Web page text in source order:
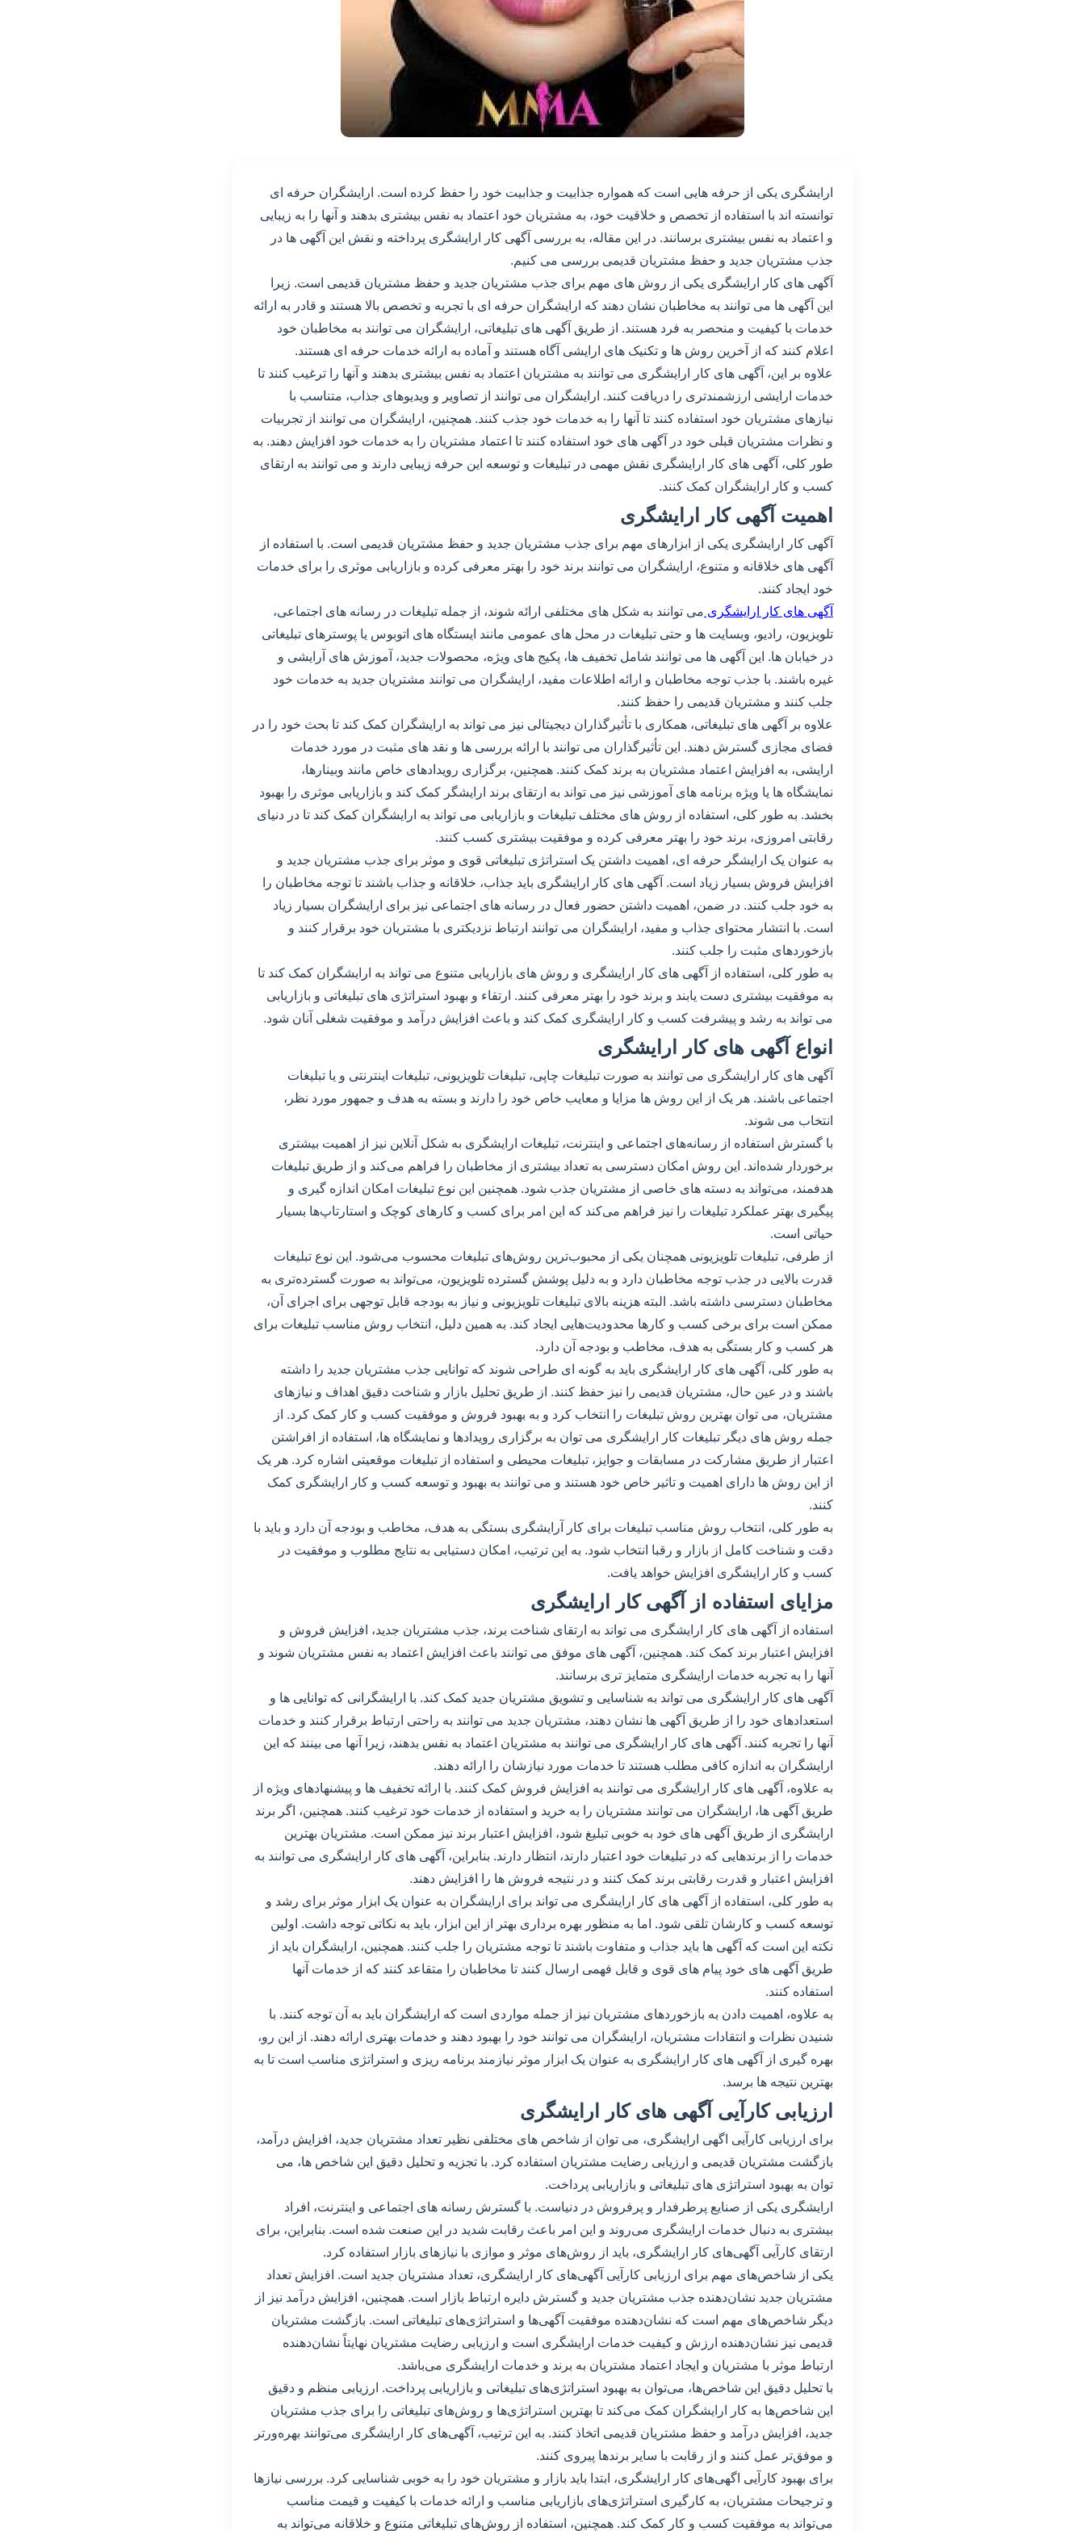
ارایشگری یکی از حرفه هایی است که همواره جذابیت و جذابیت خود را حفظ کرده است. ارایشگران حرفه ای
توانسته اند با استفاده از تخصص و خلاقیت خود، به مشتریان خود اعتماد به نفس بیشتری بدهند و آنها را به زیبایی
و اعتماد به نفس بیشتری برسانند. در این مقاله، به بررسی آگهی کار ارایشگری پرداخته و نقش این آگهی ها در
جذب مشتریان جدید و حفظ مشتریان قدیمی بررسی می کنیم.
آگهی های کار ارایشگری یکی از روش های مهم برای جذب مشتریان جدید و حفظ مشتریان قدیمی است. زیرا
این آگهی ها می توانند به مخاطبان نشان دهند که ارایشگران حرفه ای با تجربه و تخصص بالا هستند و قادر به ارائه
خدمات با کیفیت و منحصر به فرد هستند. از طریق آگهی های تبلیغاتی، ارایشگران می توانند به مخاطبان خود
اعلام کنند که از آخرین روش ها و تکنیک های ارایشی آگاه هستند و آماده به ارائه خدمات حرفه ای هستند.
علاوه بر این، آگهی های کار ارایشگری می توانند به مشتریان اعتماد به نفس بیشتری بدهند و آنها را ترغیب کنند تا
خدمات ارایشی ارزشمندتری را دریافت کنند. ارایشگران می توانند از تصاویر و ویدیوهای جذاب، متناسب با
نیازهای مشتریان خود استفاده کنند تا آنها را به خدمات خود جذب کنند. همچنین، ارایشگران می توانند از تجربیات
و نظرات مشتریان قبلی خود در آگهی های خود استفاده کنند تا اعتماد مشتریان را به خدمات خود افزایش دهند. به
طور کلی، آگهی های کار ارایشگری نقش مهمی در تبلیغات و توسعه این حرفه زیبایی دارند و می توانند به ارتقای
کسب و کار ارایشگران کمک کنند.
اهمیت آگهی کار ارایشگری
آگهی کار ارایشگری یکی از ابزارهای مهم برای جذب مشتریان جدید و حفظ مشتریان قدیمی است. با استفاده از
آگهی های خلاقانه و متنوع، ارایشگران می توانند برند خود را بهتر معرفی کرده و بازاریابی موثری را برای خدمات
خود ایجاد کنند.
آگهی های کار ارایشگری می توانند به شکل های مختلفی ارائه شوند، از جمله تبلیغات در رسانه های اجتماعی،
تلویزیون، رادیو، وبسایت ها و حتی تبلیغات در محل های عمومی مانند ایستگاه های اتوبوس یا پوسترهای تبلیغاتی
در خیابان ها. این آگهی ها می توانند شامل تخفیف ها، پکیج های ویژه، محصولات جدید، آموزش های آرایشی و
غیره باشند. با جذب توجه مخاطبان و ارائه اطلاعات مفید، ارایشگران می توانند مشتریان جدید به خدمات خود
جلب کنند و مشتریان قدیمی را حفظ کنند.
علاوه بر آگهی های تبلیغاتی، همکاری با تأثیرگذاران دیجیتالی نیز می تواند به ارایشگران کمک کند تا بحث خود را در
فضای مجازی گسترش دهند. این تأثیرگذاران می توانند با ارائه بررسی ها و نقد های مثبت در مورد خدمات
ارایشی، به افزایش اعتماد مشتریان به برند کمک کنند. همچنین، برگزاری رویدادهای خاص مانند وبینارها،
نمایشگاه ها یا ویژه برنامه های آموزشی نیز می تواند به ارتقای برند ارایشگر کمک کند و بازاریابی موثری را بهبود
بخشد. به طور کلی، استفاده از روش های مختلف تبلیغات و بازاریابی می تواند به ارایشگران کمک کند تا در دنیای
رقابتی امروزی، برند خود را بهتر معرفی کرده و موفقیت بیشتری کسب کنند.
به عنوان یک ارایشگر حرفه ای، اهمیت داشتن یک استراتژی تبلیغاتی قوی و موثر برای جذب مشتریان جدید و
افزایش فروش بسیار زیاد است. آگهی های کار ارایشگری باید جذاب، خلاقانه و جذاب باشند تا توجه مخاطبان را
به خود جلب کنند. در ضمن، اهمیت داشتن حضور فعال در رسانه های اجتماعی نیز برای ارایشگران بسیار زیاد
است. با انتشار محتوای جذاب و مفید، ارایشگران می توانند ارتباط نزدیکتری با مشتریان خود برقرار کنند و
بازخوردهای مثبت را جلب کنند.
به طور کلی، استفاده از آگهی های کار ارایشگری و روش های بازاریابی متنوع می تواند به ارایشگران کمک کند تا
به موفقیت بیشتری دست یابند و برند خود را بهتر معرفی کنند. ارتقاء و بهبود استراتژی های تبلیغاتی و بازاریابی
می تواند به رشد و پیشرفت کسب و کار ارایشگری کمک کند و باعث افزایش درآمد و موفقیت شغلی آنان شود.
انواع آگهی های کار ارایشگری
آگهی های کار ارایشگری می توانند به صورت تبلیغات چاپی، تبلیغات تلویزیونی، تبلیغات اینترنتی و یا تبلیغات
اجتماعی باشند. هر یک از این روش ها مزایا و معایب خاص خود را دارند و بسته به هدف و جمهور مورد نظر،
انتخاب می شوند.
با گسترش استفاده از رسانه‌های اجتماعی و اینترنت، تبلیغات ارایشگری به شکل آنلاین نیز از اهمیت بیشتری
برخوردار شده‌اند. این روش امکان دسترسی به تعداد بیشتری از مخاطبان را فراهم می‌کند و از طریق تبلیغات
هدفمند، می‌تواند به دسته های خاصی از مشتریان جذب شود. همچنین این نوع تبلیغات امکان اندازه گیری و
پیگیری بهتر عملکرد تبلیغات را نیز فراهم می‌کند که این امر برای کسب و کارهای کوچک و استارتاپ‌ها بسیار
حیاتی است.
از طرفی، تبلیغات تلویزیونی همچنان یکی از محبوب‌ترین روش‌های تبلیغات محسوب می‌شود. این نوع تبلیغات
قدرت بالایی در جذب توجه مخاطبان دارد و به دلیل پوشش گسترده تلویزیون، می‌تواند به صورت گسترده‌تری به
مخاطبان دسترسی داشته باشد. البته هزینه بالای تبلیغات تلویزیونی و نیاز به بودجه قابل توجهی برای اجرای آن،
ممکن است برای برخی کسب و کارها محدودیت‌هایی ایجاد کند. به همین دلیل، انتخاب روش مناسب تبلیغات برای
هر کسب و کار بستگی به هدف، مخاطب و بودجه آن دارد.
به طور کلی، آگهی های کار ارایشگری باید به گونه ای طراحی شوند که توانایی جذب مشتریان جدید را داشته
باشند و در عین حال، مشتریان قدیمی را نیز حفظ کنند. از طریق تحلیل بازار و شناخت دقیق اهداف و نیازهای
مشتریان، می توان بهترین روش تبلیغات را انتخاب کرد و به بهبود فروش و موفقیت کسب و کار کمک کرد. از
جمله روش های دیگر تبلیغات کار ارایشگری می توان به برگزاری رویدادها و نمایشگاه ها، استفاده از افراشتن
اعتبار از طریق مشارکت در مسابقات و جوایز، تبلیغات محیطی و استفاده از تبلیغات موقعیتی اشاره کرد. هر یک
از این روش ها دارای اهمیت و تاثیر خاص خود هستند و می توانند به بهبود و توسعه کسب و کار ارایشگری کمک
کنند.
به طور کلی، انتخاب روش مناسب تبلیغات برای کار آرایشگری بستگی به هدف، مخاطب و بودجه آن دارد و باید با
دقت و شناخت کامل از بازار و رقبا انتخاب شود. به این ترتیب، امکان دستیابی به نتایج مطلوب و موفقیت در
کسب و کار ارایشگری افزایش خواهد یافت.
مزایای استفاده از آگهی کار ارایشگری
استفاده از آگهی های کار ارایشگری می تواند به ارتقای شناخت برند، جذب مشتریان جدید، افزایش فروش و
افزایش اعتبار برند کمک کند. همچنین، آگهی های موفق می توانند باعث افزایش اعتماد به نفس مشتریان شوند و
آنها را به تجربه خدمات ارایشگری متمایز تری برسانند.
آگهی های کار ارایشگری می تواند به شناسایی و تشویق مشتریان جدید کمک کند. با ارایشگرانی که توانایی ها و
استعدادهای خود را از طریق آگهی ها نشان دهند، مشتریان جدید می توانند به راحتی ارتباط برقرار کنند و خدمات
آنها را تجربه کنند. آگهی های کار ارایشگری می توانند به مشتریان اعتماد به نفس بدهند، زیرا آنها می بینند که این
ارایشگران به اندازه کافی مطلب هستند تا خدمات مورد نیازشان را ارائه دهند.
به علاوه، آگهی های کار ارایشگری می توانند به افزایش فروش کمک کنند. با ارائه تخفیف ها و پیشنهادهای ویژه از
طریق آگهی ها، ارایشگران می توانند مشتریان را به خرید و استفاده از خدمات خود ترغیب کنند. همچنین، اگر برند
ارایشگری از طریق آگهی های خود به خوبی تبلیغ شود، افزایش اعتبار برند نیز ممکن است. مشتریان بهترین
خدمات را از برندهایی که در تبلیغات خود اعتبار دارند، انتظار دارند. بنابراین، آگهی های کار ارایشگری می توانند به
افزایش اعتبار و قدرت رقابتی برند کمک کنند و در نتیجه فروش ها را افزایش دهند.
به طور کلی، استفاده از آگهی های کار ارایشگری می تواند برای ارایشگران به عنوان یک ابزار موثر برای رشد و
توسعه کسب و کارشان تلقی شود. اما به منظور بهره برداری بهتر از این ابزار، باید به نکاتی توجه داشت. اولین
نکته این است که آگهی ها باید جذاب و متفاوت باشند تا توجه مشتریان را جلب کنند. همچنین، ارایشگران باید از
طریق آگهی های خود پیام های قوی و قابل فهمی ارسال کنند تا مخاطبان را متقاعد کنند که از خدمات آنها
استفاده کنند.
به علاوه، اهمیت دادن به بازخوردهای مشتریان نیز از جمله مواردی است که ارایشگران باید به آن توجه کنند. با
شنیدن نظرات و انتقادات مشتریان، ارایشگران می توانند خود را بهبود دهند و خدمات بهتری ارائه دهند. از این رو،
بهره گیری از آگهی های کار ارایشگری به عنوان یک ابزار موثر نیازمند برنامه ریزی و استراتژی مناسب است تا به
بهترین نتیجه ها برسد.
ارزیابی کارآیی آگهی های کار ارایشگری
برای ارزیابی کارآیی اگهی ارایشگری، می توان از شاخص های مختلفی نظیر تعداد مشتریان جدید، افزایش درآمد،
بازگشت مشتریان قدیمی و ارزیابی رضایت مشتریان استفاده کرد. با تجزیه و تحلیل دقیق این شاخص ها، می
توان به بهبود استراتژی های تبلیغاتی و بازاریابی پرداخت.
ارایشگری یکی از صنایع پرطرفدار و پرفروش در دنیاست. با گسترش رسانه های اجتماعی و اینترنت، افراد
بیشتری به دنبال خدمات ارایشگری می‌روند و این امر باعث رقابت شدید در این صنعت شده است. بنابراین، برای
ارتقای کارآیی آگهی‌های کار ارایشگری، باید از روش‌های موثر و موازی با نیازهای بازار استفاده کرد.
یکی از شاخص‌های مهم برای ارزیابی کارآیی آگهی‌های کار ارایشگری، تعداد مشتریان جدید است. افزایش تعداد
مشتریان جدید نشان‌دهنده جذب مشتریان جدید و گسترش دایره ارتباط بازار است. همچنین، افزایش درآمد نیز از
دیگر شاخص‌های مهم است که نشان‌دهنده موفقیت آگهی‌ها و استراتژی‌های تبلیغاتی است. بازگشت مشتریان
قدیمی نیز نشان‌دهنده ارزش و کیفیت خدمات ارایشگری است و ارزیابی رضایت مشتریان نهایتاً نشان‌دهنده
ارتباط موثر با مشتریان و ایجاد اعتماد مشتریان به برند و خدمات ارایشگری می‌باشد.
با تحلیل دقیق این شاخص‌ها، می‌توان به بهبود استراتژی‌های تبلیغاتی و بازاریابی پرداخت. ارزیابی منظم و دقیق
این شاخص‌ها به کار ارایشگران کمک می‌کند تا بهترین استراتژی‌ها و روش‌های تبلیغاتی را برای جذب مشتریان
جدید، افزایش درآمد و حفظ مشتریان قدیمی اتخاذ کنند. به این ترتیب، آگهی‌های کار ارایشگری می‌توانند بهره‌ورتر
و موفق‌تر عمل کنند و از رقابت با سایر برندها پیروی کنند.
برای بهبود کارآیی اگهی‌های کار ارایشگری، ابتدا باید بازار و مشتریان خود را به خوبی شناسایی کرد. بررسی نیازها
و ترجیحات مشتریان، به کارگیری استراتژی‌های بازاریابی مناسب و ارائه خدمات با کیفیت و قیمت مناسب
می‌تواند به موفقیت کسب و کار کمک کند. همچنین، استفاده از روش‌های تبلیغاتی متنوع و خلاقانه می‌تواند به